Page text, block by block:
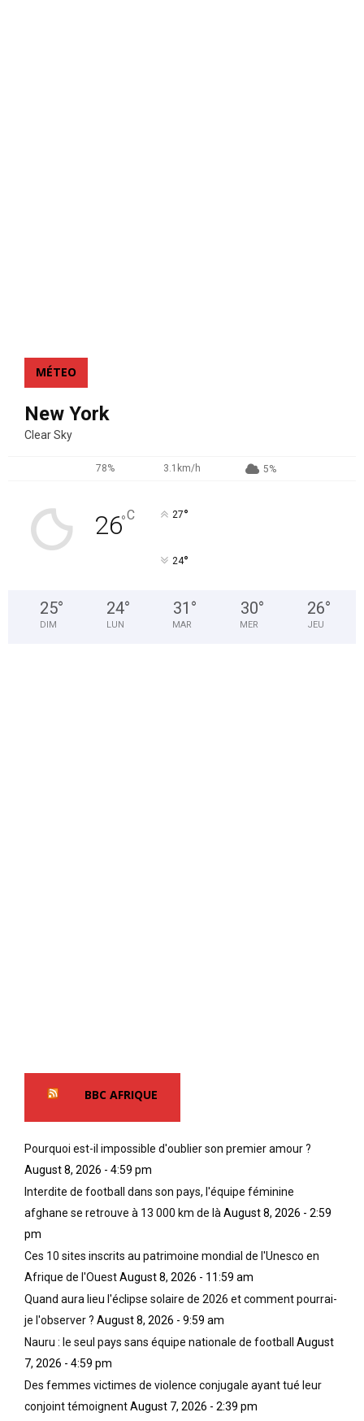
MÉTEO
New York
Clear Sky
78% 3.1km/h 5%
26°C 27°
24°
25°
DIM
24°
LUN
31 °
MAR
30°
MER
26°
JEU
BBC AFRIQUE
Pourquoi est-il impossible d'oublier son premier amour ?
August 8, 2026 - 4:59 pm
Interdite de football dans son pays, l'équipe féminine
afghane se retrouve à 13 000 km de là August 8, 2026 - 2:59
pm
Ces 10 sites inscrits au patrimoine mondial de l'Unesco en
Afrique de l'OuestAugust 8, 2026 - 11:59 am
Quand aura lieu l'éclipse solaire de 2026 et comment pourrai-
je l'observer ? August 8, 2026 - 9:59 am
Nauru : le seul pays sans équipe nationale de football
August
7, 2026 - 4:59 pm
Des femmes victimes de violence conjugale ayant tué leur
conjoint témoignentAugust 7, 2026 - 2:39 pm